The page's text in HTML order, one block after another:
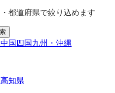
都道府県で絞り込めます
中国四国九州・沖縄
高知県